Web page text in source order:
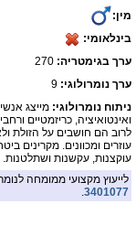
מין:
בינלאומי:
ערך בגימטריה:
ערך נומרולוגי: 9
ניתוח נומרולוגי: מייצג
ואינטואיציה, כריזמטיים
לרוב הם חושבים על הזולת
עוזרים ומכוונים. מקרינים
עוקצנות, עקשנות ושתלטנות.
לייעוץ מקצועי ממומחה
3401077
.